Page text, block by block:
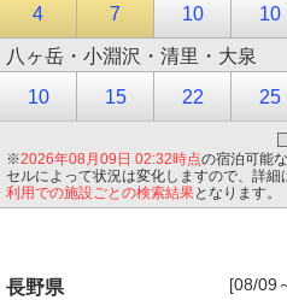
4
7 10 10
八ヶ岳・小淵沢・清里・大泉
10
15 22 25
※2026年08月09日 02:32時点の宿泊可能
セルによって状況は変化しますので、詳細
利用での施設ごとの検索結果となります。
長野県 [08/09